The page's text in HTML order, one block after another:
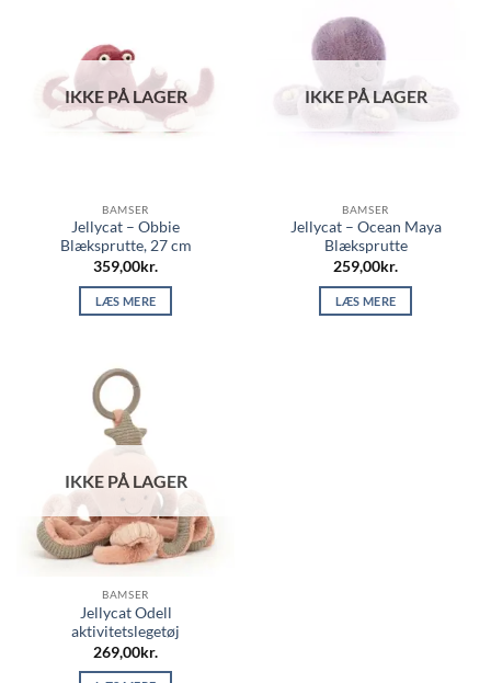
IKKE PÅ LAGER
BAMSER
Jellycat – Obbie
Blæksprutte, 27 cm
359,00kr.
LÆS MERE
IKKE PÅ LAGER
BAMSER
Jellycat – Ocean Maya
Blæksprutte
259,00kr.
LÆS MERE
IKKE PÅ LAGER
BAMSER
Jellycat Odell
aktivitetslegetøj
269,00kr.